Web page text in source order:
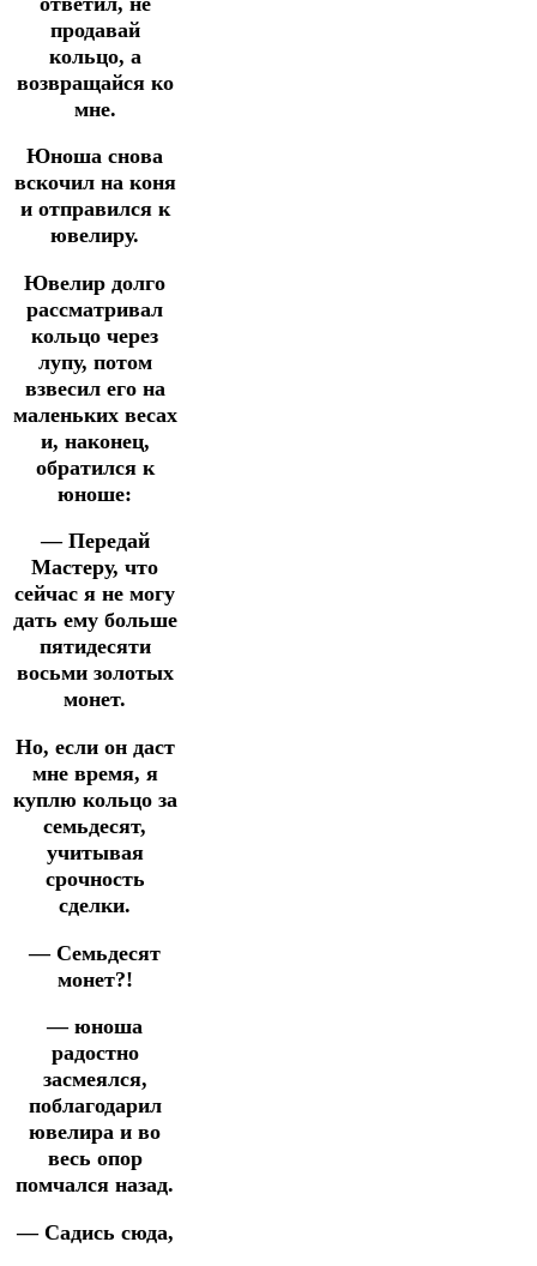
продавай
кольцо, а
возвращайся ко
мне.
Юноша снова
вскочил на коня
и отправился к
ювелиру.
Ювелир долго
рассматривал
кольцо через
лупу, потом
взвесил его на
маленьких весах
и, наконец,
обратился к
юноше:
— Передай
Мастеру, что
сейчас я не могу
дать ему больше
пятидесяти
восьми золотых
монет.
Но, если он даст
мне время, я
куплю кольцо за
семьдесят,
учитывая
срочность
сделки.
— Семьдесят
монет?!
— юноша
радостно
засмеялся,
поблагодарил
ювелира и во
весь опор
помчался назад.
— Садись сюда,